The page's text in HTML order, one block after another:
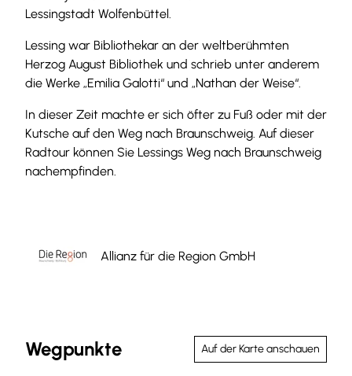
Lessingstadt Wolfenbüttel.
Lessing war Bibliothekar an der weltberühmten
Herzog August Bibliothek und schrieb unter anderem
die Werke „Emilia Galotti“ und „Nathan der Weise“.
In dieser Zeit machte er sich öfter zu Fuß oder mit der
Kutsche auf den Weg nach Braunschweig. Auf dieser
Radtour können Sie Lessings Weg nach Braunschweig
nachempfinden.
Allianz für die Region GmbH
Wegpunkte Auf der Karte anschauen